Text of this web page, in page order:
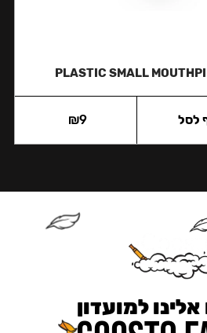
PLASTIC SMALL
₪9 לסל
למועדון